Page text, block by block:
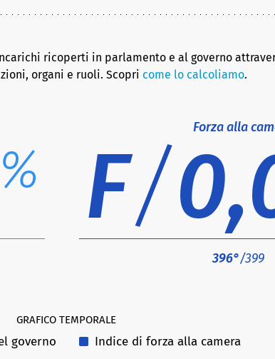
ricoperti in parlamento e al governo
organi e ruoli. Scopri come lo calcoliamo.
%
Forza alla
F/
396°/399
GRAFICO TEMPORALE
governo Indice di forza alla camera